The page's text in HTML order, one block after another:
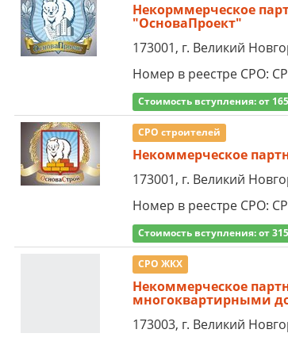
Некорммерческое
"ОсноваПроект"
173001, г. Великий
Номер в реестре СРО:
Стоимость вступления: от
СРО строителей
Некоммерческое
173001, г. Великий
Номер в реестре СРО:
Стоимость вступления: от
СРО ЖКХ
Некоммерческое
многоквартирными
173003, г. Великий